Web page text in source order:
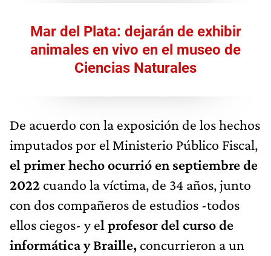
Mar del Plata: dejarán de exhibir
animales en vivo en el museo de
Ciencias Naturales
De acuerdo con la exposición de los hechos
imputados por el Ministerio Público Fiscal,
el primer hecho ocurrió en septiembre de
2022 cuando la víctima, de 34 años, junto
con dos compañeros de estudios -todos
ellos ciegos- y el profesor del curso de
informática y Braille, concurrieron a un